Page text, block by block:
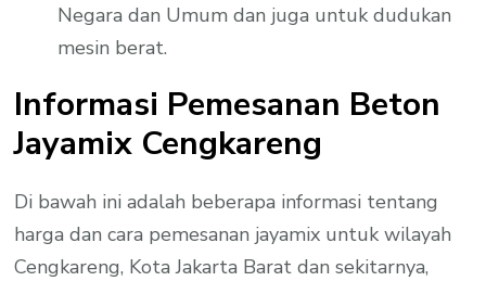
Negara dan Umum dan juga untuk dudukan
mesin berat.
Informasi Pemesanan Beton
Jayamix Cengkareng
Di bawah ini adalah beberapa informasi tentang
harga dan cara pemesanan jayamix untuk wilayah
Cengkareng, Kota Jakarta Barat dan sekitarnya,